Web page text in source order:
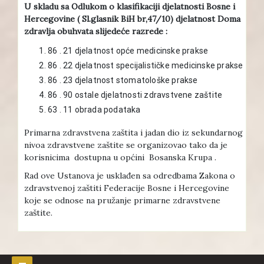
U skladu sa Odlukom o klasifikaciji djelatnosti Bosne i
Hercegovine ( Sl.glasnik BiH br,47/10) djelatnost Doma
zdravlja obuhvata slijedeće razrede :
86 . 21 djelatnost opće medicinske prakse
86 . 22 djelatnost specijalističke medicinske prakse
86 . 23 djelatnost stomatološke prakse
86 . 90 ostale djelatnosti zdravstvene zaštite
63 . 11 obrada podataka
Primarna zdravstvena zaštita i jadan dio iz sekundarnog
nivoa zdravstvene zaštite se organizovao tako da je
korisnicima dostupna u općini Bosanska Krupa .
Rad ove Ustanova je usklađen sa odredbama Zakona o
zdravstvenoj zaštiti Federacije Bosne i Hercegovine
koje se odnose na pružanje primarne zdravstvene
zaštite.